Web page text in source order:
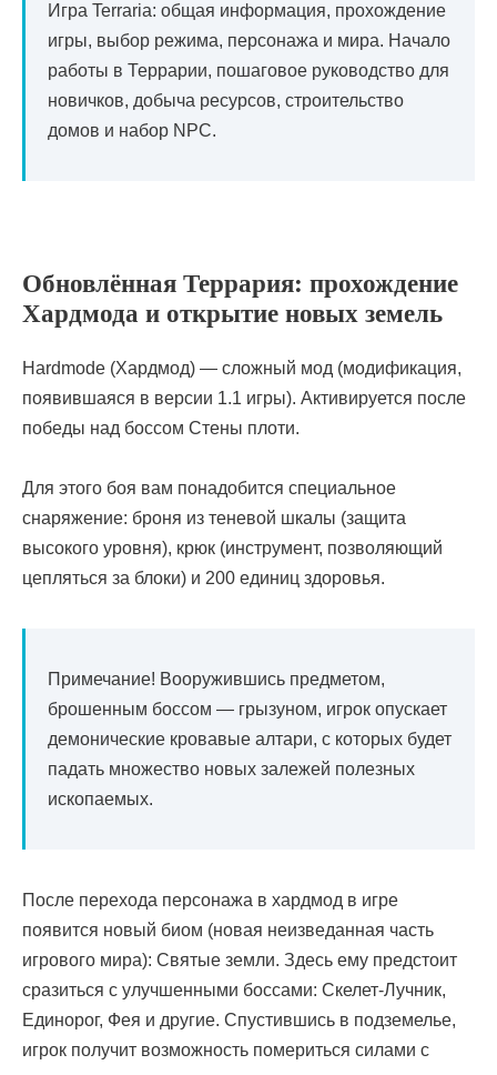
Игра Terraria: общая информация, прохождение
игры, выбор режима, персонажа и мира. Начало
работы в Террарии, пошаговое руководство для
новичков, добыча ресурсов, строительство
домов и набор NPC.
Обновлённая Террария: прохождение
Хардмода и открытие новых земель
Hardmode (Хардмод) — сложный мод (модификация,
появившаяся в версии 1.1 игры). Активируется после
победы над боссом Стены плоти.
Для этого боя вам понадобится специальное
снаряжение: броня из теневой шкалы (защита
высокого уровня), крюк (инструмент, позволяющий
цепляться за блоки) и 200 единиц здоровья.
Примечание! Вооружившись предметом,
брошенным боссом — грызуном, игрок опускает
демонические кровавые алтари, с которых будет
падать множество новых залежей полезных
ископаемых.
После перехода персонажа в хардмод в игре
появится новый биом (новая неизведанная часть
игрового мира): Святые земли. Здесь ему предстоит
сразиться с улучшенными боссами: Скелет-Лучник,
Единорог, Фея и другие. Спустившись в подземелье,
игрок получит возможность помериться силами с